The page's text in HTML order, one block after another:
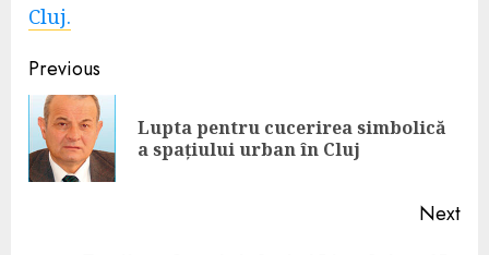
Cluj.
Continue
Reading
Previous
Lupta pentru cucerirea simbolică
a spațiului urban în Cluj
Next